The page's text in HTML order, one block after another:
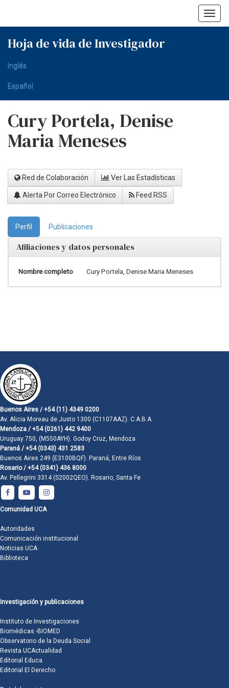
Hoja de vida de Investigador
Inglés
Español
Cury Portela, Denise
Maria Meneses
Red de Colaboración Ver Las Estadísticas
Alerta Por Correo Electrónico Feed RSS
Perfil Publicaciones
Afiliaciones y datos personales
Nombre completo Cury Portela, Denise Maria Meneses
Buenos Aires / +54 (11) 4349 0200
Av. Alicia Moreau de Justo 1300 (C1107AAZ). C.A.B.A.
Mendoza / +54 (0261) 442 9400
Uruguay 750, (M550AYH). Godoy Cruz, Mendoza
Paraná / +54 (0343) 431 2583
Buenos Aires 249 (E3100BQF). Paraná, Entre Ríos
Rosario / +54 (0341) 436 8000
Av. Pellegrini 3314 (S2002QEO). Rosario, Santa Fe
Comunidad UCA
Autoridades
Comunicación institucional
Noticias UCA
Biblioteca
Investigación y publicaciones
Instituto de Investigaciones
Biomédicas -BIOMED
Observatorio de la Deuda Social
Revista UCActualidad
Editorial Educa
Editorial El Derecho